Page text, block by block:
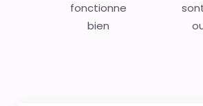
fonctionne
bien